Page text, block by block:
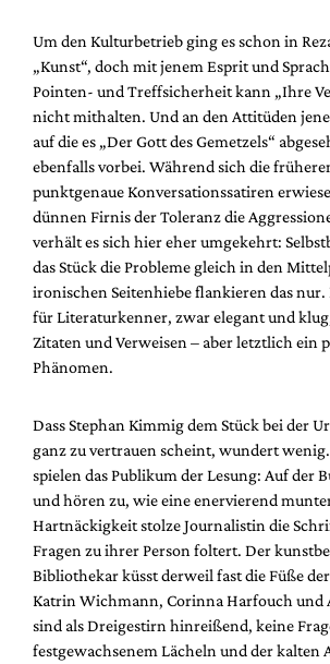
Um den Kulturbetrieb ging es schon in
„Kunst“, doch mit jenem Esprit und
Pointen- und Treffsicherheit kann „Ihre
nicht mithalten. Und an den Attitüden
auf die es „Der Gott des Gemetzels“
ebenfalls vorbei. Während sich die
punktgenaue Konversationssatiren
dünnen Firnis der Toleranz die
verhält es sich hier eher umgekehrt:
das Stück die Probleme gleich in den
ironischen Seitenhiebe flankieren das
für Literaturkenner, zwar elegant und
Zitaten und Verweisen – aber letztlich ein
Phänomen.
Dass Stephan Kimmig dem Stück bei der
ganz zu vertrauen scheint, wundert
spielen das Publikum der Lesung: Auf der
und hören zu, wie eine enervierend
Hartnäckigkeit stolze Journalistin die
Fragen zu ihrer Person foltert. Der
Bibliothekar küsst derweil fast die Füße
Katrin Wichmann, Corinna Harfouch und
sind als Dreigestirn hinreißend, keine
festgewachsenem Lächeln und der kalten